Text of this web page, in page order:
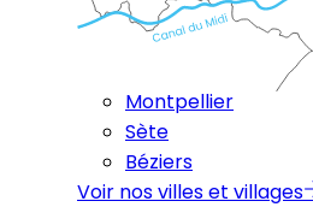
Montpellier
Sète
Béziers
Voir nos villes et villages